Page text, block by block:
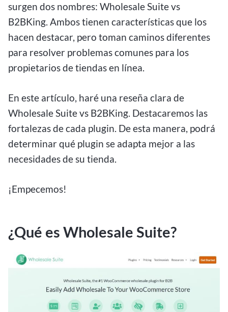
surgen dos nombres: Wholesale Suite vs
B2BKing. Ambos tienen características que los
hacen destacar, pero toman caminos diferentes
para resolver problemas comunes para los
propietarios de tiendas en línea.
En este artículo, haré una reseña clara de
Wholesale Suite vs B2BKing. Destacaremos las
fortalezas de cada plugin. De esta manera, podrá
determinar qué plugin se adapta mejor a las
necesidades de su tienda.
¡Empecemos!
¿Qué es Wholesale Suite?